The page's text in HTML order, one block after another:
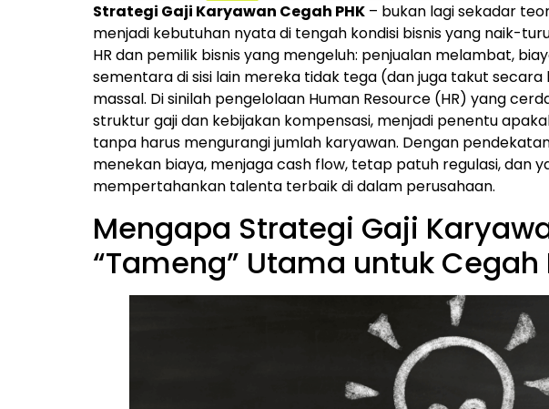
Strategi Gaji Karyawan Cegah PHK – bukan lagi sekadar
menjadi kebutuhan nyata di tengah kondisi bisnis yang naik-
HR dan pemilik bisnis yang mengeluh: penjualan melambat,
sementara di sisi lain mereka tidak tega (dan juga takut secara
massal. Di sinilah pengelolaan Human Resource (HR) yang
struktur gaji dan kebijakan kompensasi, menjadi penentu
tanpa harus mengurangi jumlah karyawan. Dengan
menekan biaya, menjaga cash flow, tetap patuh regulasi, dan
mempertahankan talenta terbaik di dalam perusahaan.
Mengapa Strategi Gaji
“Tameng” Utama untuk Cegah